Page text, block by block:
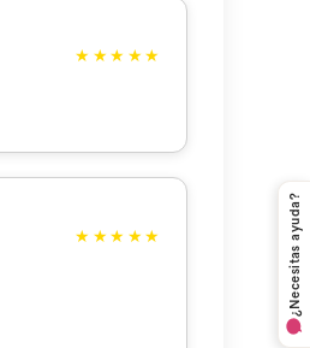
★ ★★ ★★
★ ★★ ★★ ¿Necesitas ayuda?